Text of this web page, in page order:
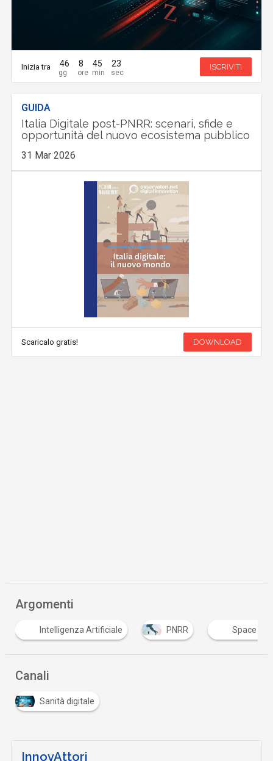
Inizia tra 46 8 45 22 ISCRIVITI
GUIDA
Italia Digitale post-PNRR: scenari, sfide e
opportunità del nuovo ecosistema pubblico
31 Mar 2026
Scaricalo gratis! DOWNLOAD
Argomenti
Intelligenza Artificiale PNRR Space
Canali
Sanità digitale
InnovAttori